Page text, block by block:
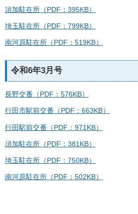
須加駐在所（PDF：395KB）
埼玉駐在所（PDF：799KB）
南河原駐在所（PDF：519KB）
令和6年3月号
長野交番（PDF：576KB）
行田市駅前交番（PDF：663KB）
行田駅前交番（PDF：971KB）
須加駐在所（PDF：381KB）
埼玉駐在所（PDF：750KB）
南河原駐在所（PDF：502KB）